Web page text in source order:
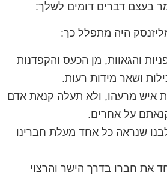
בעצם דברים דומים לשלך:
היה מתפלל כך:
והגאוות, מן הכעס והקפדנות
ושאר מידות רעות.
איש מרעהו, ולא תעלה קנאת אדם
על אחרים.
שנראה כל אחד מעלת חברינו
את חברו בדרך הישר והרצוי